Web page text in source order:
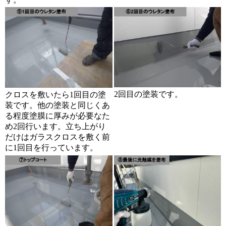
クロスを敷いたら1回目の塗
装です。他の塗装と同じくあ
る程度塗膜に厚みが必要なた
め2回行います。立ち上がり
だけはガラスクロスを敷く前
に1回目を行っています。
2回目の塗装です。